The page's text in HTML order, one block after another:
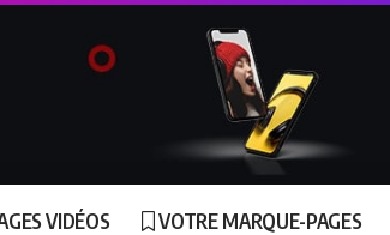
VIDÉOS VOTRE MARQUE-PAGES